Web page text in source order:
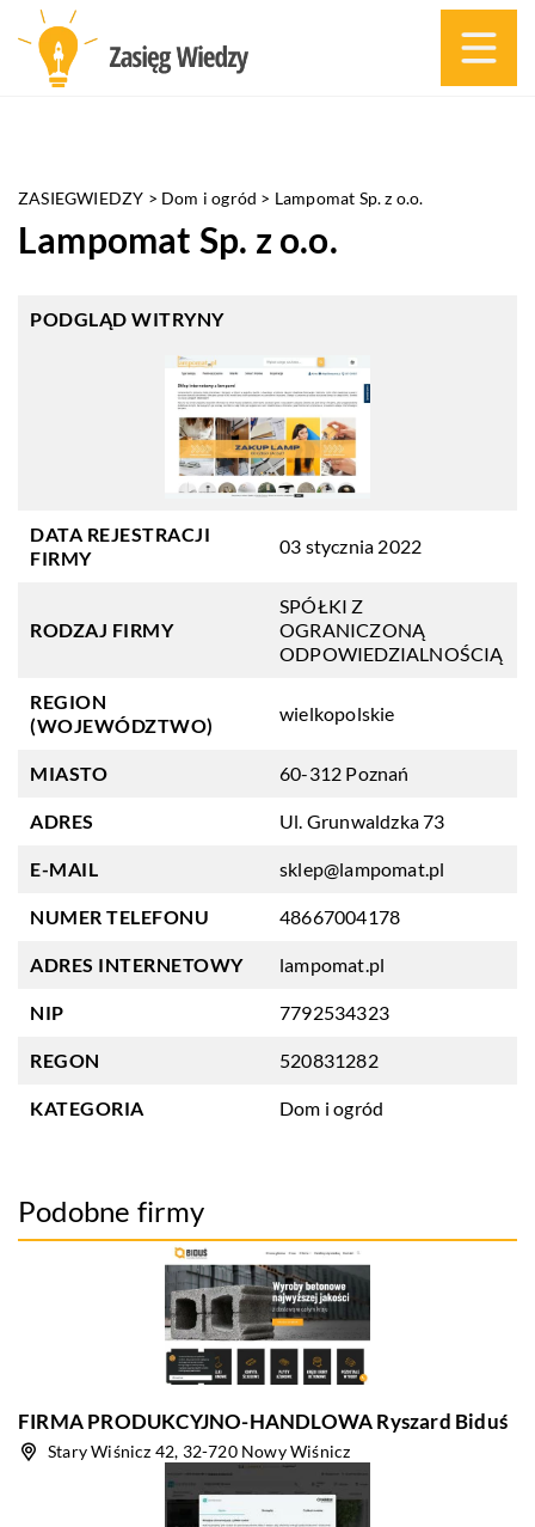
ZASIEGWIEDZY > Dom i ogród > Lampomat Sp. z o.o.
Lampomat Sp. z o.o.
PODGLĄD WITRYNY
DATA REJESTRACJI
FIRMY
03 stycznia 2022
RODZAJ FIRMY
SPÓŁKI Z
OGRANICZONĄ
ODPOWIEDZIALNOŚCIĄ
REGION
(WOJEWÓDZTWO)
wielkopolskie
MIASTO 60-312 Poznań
ADRES Ul. Grunwaldzka 73
E-MAIL sklep@lampomat.pl
NUMER TELEFONU 48667004178
ADRES INTERNETOWY lampomat.pl
NIP 7792534323
REGON 520831282
KATEGORIA Dom i ogród
Podobne firmy
FIRMA PRODUKCYJNO-HANDLOWA Ryszard Biduś
Stary Wiśnicz 42, 32-720 Nowy Wiśnicz